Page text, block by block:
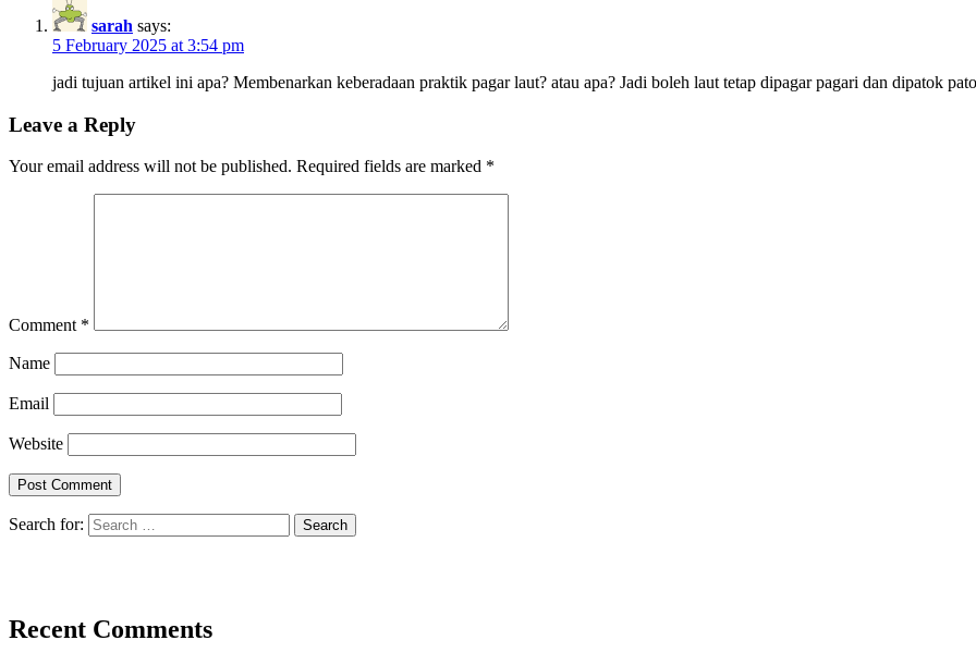
sarah says:
5 February 2025 at 3:54 pm
jadi tujuan artikel ini apa? Membenarkan keberadaan praktik pagar laut? atau apa? Jadi boleh laut tetap dipagar pagari dan dipatok
Leave a Reply
Your email address will not be published. Required fields are marked *
Comment *
Name
Email
Website
Search for:
Recent Comments